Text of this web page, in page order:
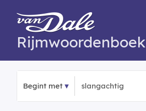
Rijmwoordenboek
Begint met